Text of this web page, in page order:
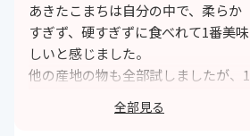
あきたこまちは自分の中で、柔らか
すぎず、硬すぎずに食べれて1番美味
しいと感じました。
他の産地の物も全部試しましたが、1
番美味しくこれからも選びたいと思
全部見る